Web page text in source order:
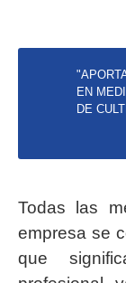
EN
DE
Todas las
empresa se
que